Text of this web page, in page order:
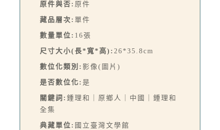
原件與否: 原件
藏品層次: 單件
數量單位: 16張
尺寸大小(長*寬*高): 26*35.8cm
數位化類別: 影像(圖片)
是否數位化: 是
關鍵詞: 鍾理和｜原鄉人｜中國｜鍾理和
全集
典藏單位: 國立臺灣文學館